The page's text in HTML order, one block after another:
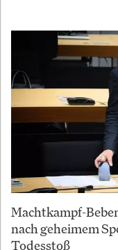
Machtkampf-
nach geheimem
Todesstoß